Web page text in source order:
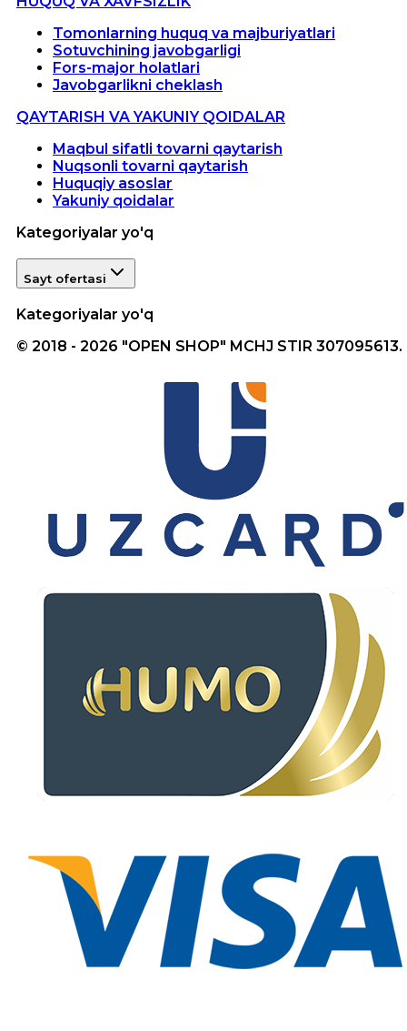
Tomonlarning huquq va majburiyatlari
Sotuvchining javobgarligi
Fors-major holatlari
Javobgarlikni cheklash
QAYTARISH VA YAKUNIY QOIDALAR
Maqbul sifatli tovarni qaytarish
Nuqsonli tovarni qaytarish
Huquqiy asoslar
Yakuniy qoidalar
Kategoriyalar yo'q
Sayt ofertasi
Kategoriyalar yo'q
© 2018 - 2026 "OPEN SHOP" MCHJ STIR 307095613.